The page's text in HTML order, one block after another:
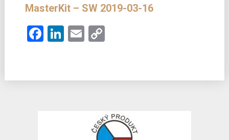
MasterKit – SW 2019-03-16
Facebook
LinkedIn
Email